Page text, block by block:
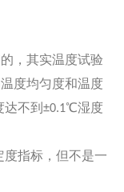
，其实温度试验
度均匀度和温度
达不到±0.1℃湿度
指标，但不是一